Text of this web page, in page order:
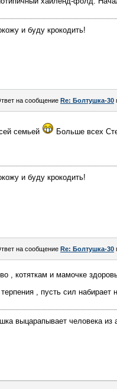
и буду крокодить!
на сообщение Re: Болтушка-30
семьей Больше всех
и буду крокодить!
на сообщение Re: Болтушка-30
, котяткам и мамочке
, пусть сил набирает
выцарапывает человека из